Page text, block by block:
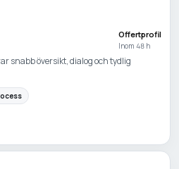
Offertprofil
Inom 48 h
snabb översikt, dialog och tydlig